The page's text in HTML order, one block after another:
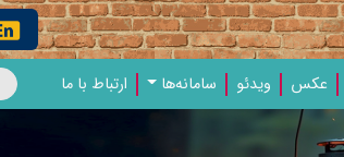
عکس ویدئو سامانه‌ها ارتباط با ما